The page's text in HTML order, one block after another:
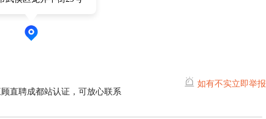
直聘成都站认证，可放心联系
如有不实立即举报